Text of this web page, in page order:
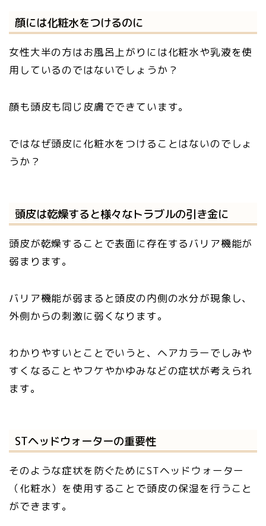
顔には化粧水をつけるのに
女性大半の方はお風呂上がりには化粧水や乳液を使
用しているのではないでしょうか？
顔も頭皮も同じ皮膚でできています。
ではなぜ頭皮に化粧水をつけることはないのでしょ
うか？
頭皮は乾燥すると様々なトラブルの引き金に
頭皮が乾燥することで表面に存在するバリア機能が
弱まります。
バリア機能が弱まると頭皮の内側の水分が現象し、
外側からの刺激に弱くなります。
わかりやすいとことでいうと、ヘアカラーでしみや
すくなることやフケやかゆみなどの症状が考えられ
ます。
STヘッドウォーターの重要性
そのような症状を防ぐためにSTヘッドウォーター
（化粧水）を使用することで頭皮の保湿を行うこと
ができます。